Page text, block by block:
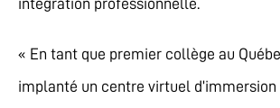
intégration professionnelle.
« En tant que premier collège au
implanté un centre virtuel d’immersion